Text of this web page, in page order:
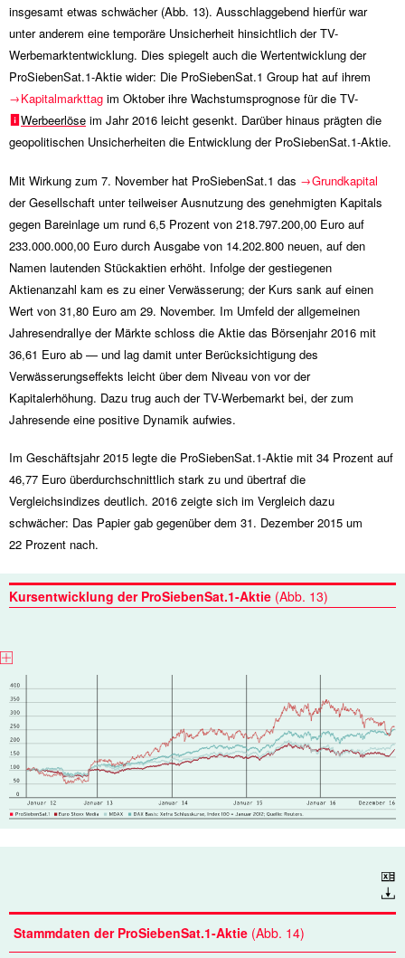
insgesamt etwas schwächer (Abb. 13). Ausschlaggebend hierfür war
unter anderem eine temporäre Unsicherheit hinsichtlich der TV-
Werbemarktentwicklung. Dies spiegelt auch die Wertentwicklung der
ProSiebenSat.1-Aktie wider: Die ProSiebenSat.1 Group hat auf ihrem
Kapitalmarkttag im Oktober ihre Wachstumsprognose für die TV-
Werbeerlöse im Jahr 2016 leicht gesenkt. Darüber hinaus prägten die
geopolitischen Unsicherheiten die Entwicklung der ProSiebenSat.1-Aktie.
Mit Wirkung zum 7. November hat ProSiebenSat.1 das
Grundkapital
der Gesellschaft unter teilweiser Ausnutzung des genehmigten Kapitals
gegen Bareinlage um rund 6,5 Prozent von 218.797.200,00 Euro auf
233.000.000,00 Euro durch Ausgabe von 14.202.800 neuen, auf den
Namen lautenden Stückaktien erhöht. Infolge der gestiegenen
Aktienanzahl kam es zu einer Verwässerung; der Kurs sank auf einen
Wert von 31,80 Euro am 29. November. Im Umfeld der allgemeinen
Jahresendrallye der Märkte schloss die Aktie das Börsenjahr 2016 mit
36,61 Euro ab — und lag damit unter Berücksichtigung des
Verwässerungseffekts leicht über dem Niveau von vor der
Kapitalerhöhung. Dazu trug auch der TV-Werbemarkt bei, der zum
Jahresende eine positive Dynamik aufwies.
Im Geschäftsjahr 2015 legte die ProSiebenSat.1-Aktie mit 34 Prozent auf
46,77 Euro überdurchschnittlich stark zu und übertraf die
Vergleichsindizes deutlich. 2016 zeigte sich im Vergleich dazu
schwächer: Das Papier gab gegenüber dem 31. Dezember 2015 um
22 Prozent nach.
Kursentwicklung der ProSiebenSat.1-Aktie (Abb. 13)
Download
Stammdaten der ProSiebenSat.1-Aktie (Abb. 14)